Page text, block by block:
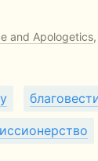
and Apologetics